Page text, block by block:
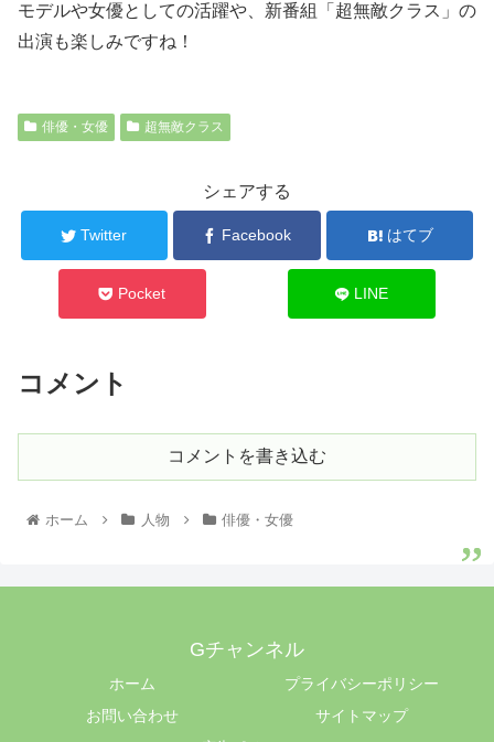
モデルや女優としての活躍や、新番組「超無敵クラス」の
出演も楽しみですね！
俳優・女優 超無敵クラス
シェアする
Twitter Facebook はてブ
Pocket LINE
コメント
コメントを書き込む
ホーム 人物 俳優・女優
Gチャンネル
ホーム
プライバシーポリシー
お問い合わせ
サイトマップ